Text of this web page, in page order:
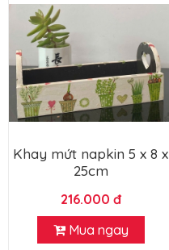
Khay mứt napkin 5 x 8 x
25cm
216.000 đ
Mua ngay